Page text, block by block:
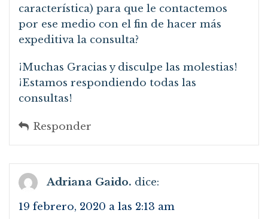
característica) para que le contactemos
por ese medio con el fin de hacer más
expeditiva la consulta?
¡Muchas Gracias y disculpe las molestias!
¡Estamos respondiendo todas las
consultas!
Responder
Adriana Gaido. dice:
19 febrero, 2020 a las 2:13 am